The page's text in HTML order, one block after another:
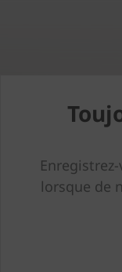
lorsque de